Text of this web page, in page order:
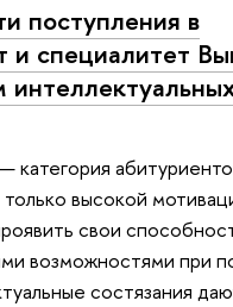
поступления в
и специалитет
категория
высокой
свои
возможностями при
состязания